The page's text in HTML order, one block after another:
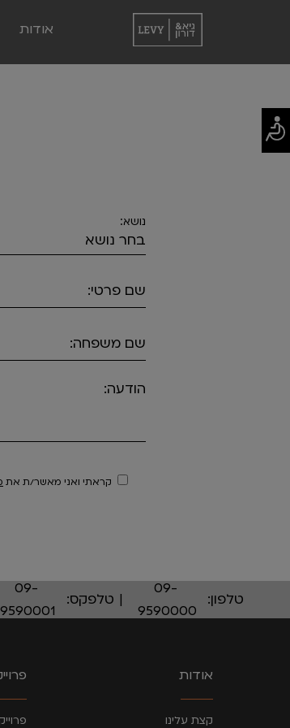
אודות
נושא:
שם פרטי:
שם משפחה:
הודעה:
קראתי ואני מאשר/ת את
טלפון:
09-
9590000
טלפקס:
09-
9590001
אודות
קצת עלינו